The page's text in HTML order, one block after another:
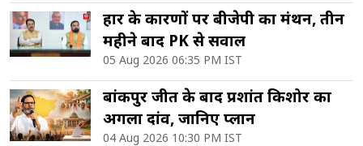
हार के कारणों पर बीजेपी का मंथन, तीन
महीने बाद PK से सवाल
05 Aug 2026 06:35 PM IST
बांकीपुर जीत के बाद प्रशांत किशोर का
अगला दांव, जानिए प्लान
04 Aug 2026 10:30 PM IST